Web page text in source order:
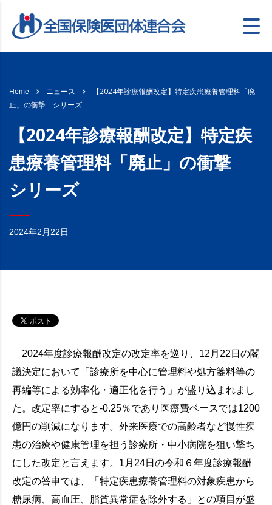
Home ニュース
【2024年診療報酬改定】特定疾患療養管理料「廃
止」の衝撃 シリーズ
【2024年診療報酬改定】特定疾
患療養管理料「廃止」の衝撃
シリーズ
2024年2月22日
2024年度診療報酬改定の改定率を巡り、12月22日の閣
議決定において「診療所を中心に管理料や処方箋料等の
再編等による効率化・適正化を行う」が盛り込まれまし
た。改定率にすると-0.25％であり医療費ベースでは1200
億円の削減になります。外来医療での高齢者など慢性疾
患の治療や健康管理を担う診療所・中小病院を狙い撃ち
にした改定と言えます。1月24日の令和６年度診療報酬
改定の答申では、「特定疾患療養管理料の対象疾患から
糖尿病、高血圧、脂質異常症を除外する」との項目が盛